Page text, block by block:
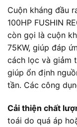
Cuộn kháng đầu
100HP FUSHIN
còn gọi là cuộn
75KW, giúp đáp
cách lọc và giảm
giúp ổn định
tần. Các công
Cải thiện chất
toái do quá áp